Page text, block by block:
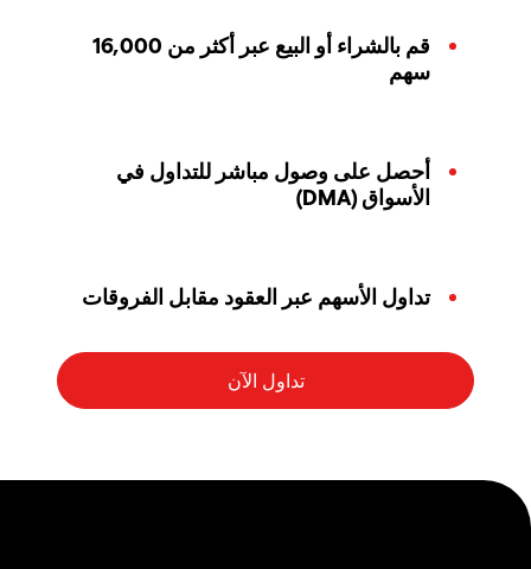
قم بالشراء أو البيع عبر أكثر من 16,000
سهم
أحصل على وصول مباشر للتداول في
الأسواق (DMA)
تداول الأسهم عبر العقود مقابل الفروقات